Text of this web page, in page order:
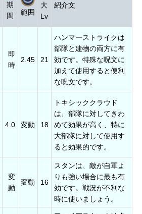
期
間
範囲
大
Lv
紹介文
即
時
2.45 21
ハンマーストライクは
部隊と建物の両方に有
効です。特殊な呪文に
加えて使用すると便利
な呪文です。
4.0 変動 18
トキシッククラウド
は、部隊に対してきわ
めて効果が高く、特に
大部隊に対して使用す
ると効果的です。
変
動
変動 16
スタンは、敵が自軍よ
りも強い場合に最も有
効です。戦況が不利な
時に使いましょう。